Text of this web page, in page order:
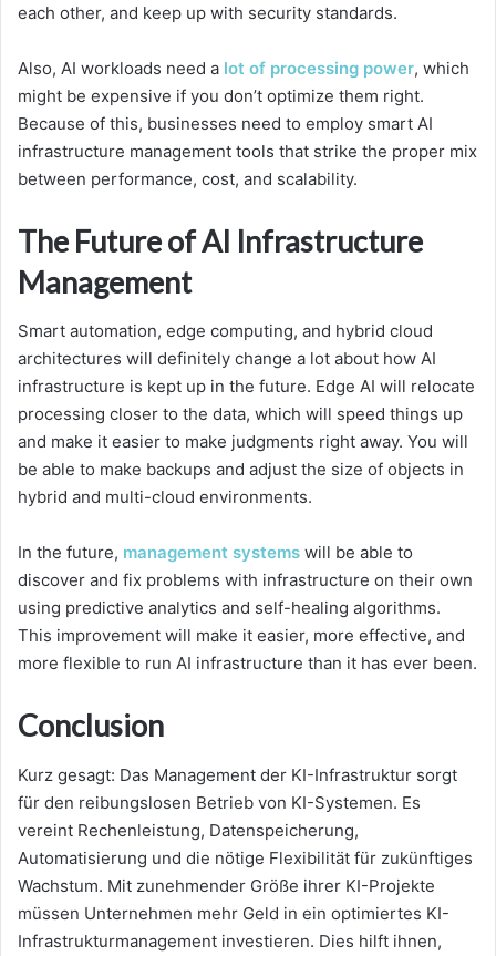
each other, and keep up with security standards.
Also, AI workloads need a lot of processing power, which
might be expensive if you don’t optimize them right.
Because of this, businesses need to employ smart AI
infrastructure management tools that strike the proper mix
between performance, cost, and scalability.
The Future of AI Infrastructure
Management
Smart automation, edge computing, and hybrid cloud
architectures will definitely change a lot about how AI
infrastructure is kept up in the future. Edge AI will relocate
processing closer to the data, which will speed things up
and make it easier to make judgments right away. You will
be able to make backups and adjust the size of objects in
hybrid and multi-cloud environments.
In the future, management systems will be able to
discover and fix problems with infrastructure on their own
using predictive analytics and self-healing algorithms.
This improvement will make it easier, more effective, and
more flexible to run AI infrastructure than it has ever been.
Conclusion
Kurz gesagt: Das Management der KI-Infrastruktur sorgt
für den reibungslosen Betrieb von KI-Systemen. Es
vereint Rechenleistung, Datenspeicherung,
Automatisierung und die nötige Flexibilität für zukünftiges
Wachstum. Mit zunehmender Größe ihrer KI-Projekte
müssen Unternehmen mehr Geld in ein optimiertes KI-
Infrastrukturmanagement investieren. Dies hilft ihnen,